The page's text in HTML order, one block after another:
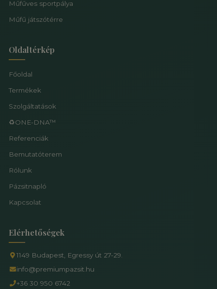
Műfűves sportpálya
Műfű játszótérre
Oldaltérkép
Főoldal
Termékek
Szolgáltatások
♻️ONE-DNA™
Referenciák
Bemutatóterem
Rólunk
Pázsitnapló
Kapcsolat
Elérhetőségek
1149 Budapest, Egressy út 27-29.
info@premiumpazsit.hu
+36 30 950 6742